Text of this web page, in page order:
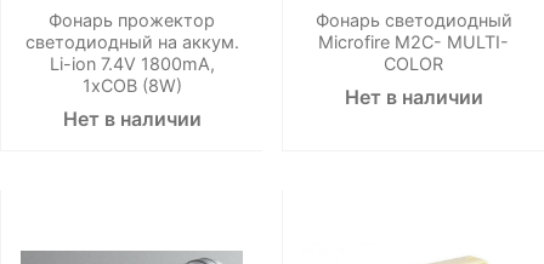
Фонарь прожектор
светодиодный на аккум.
Li-ion 7.4V 1800mA,
1хCOB (8W)
Нет в наличии
Фонарь светодиодный
Microfire M2C- MULTI-
COLOR
Нет в наличии